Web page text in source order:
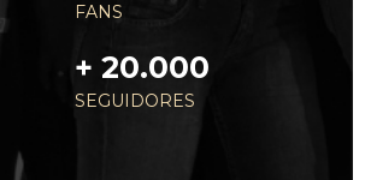
FANS
+ 20.000
SEGUIDORES